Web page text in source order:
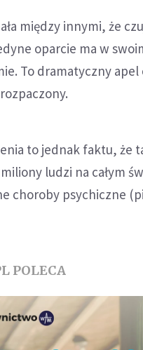
między innymi, że
oparcie ma w
To dramatyczny
to jednak faktu, że
ludzi na całym
choroby psychiczne
POLECA